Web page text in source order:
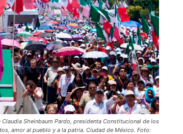
Sheinbaum Pardo, presidenta Constitucional de los
amor al pueblo y a la patria. Ciudad de México. Foto: